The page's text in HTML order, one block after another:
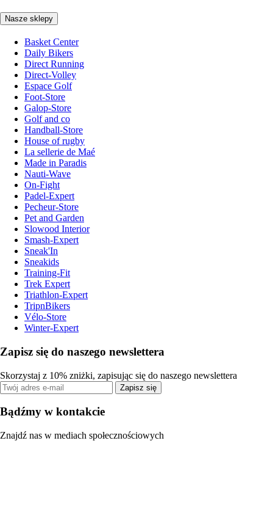
Nasze sklepy
Basket Center
Daily Bikers
Direct Running
Direct-Volley
Espace Golf
Foot-Store
Galop-Store
Golf and co
Handball-Store
House of rugby
La sellerie de Maé
Made in Paradis
Nauti-Wave
On-Fight
Padel-Expert
Pecheur-Store
Pet and Garden
Slowood Interior
Smash-Expert
Sneak'In
Sneakids
Training-Fit
Trek Expert
Triathlon-Expert
TripnBikers
Vélo-Store
Winter-Expert
Zapisz się do naszego newslettera
Skorzystaj z 10% zniżki, zapisując się do naszego newslettera
Zapisz się
Bądźmy w kontakcie
Znajdź nas w mediach społecznościowych